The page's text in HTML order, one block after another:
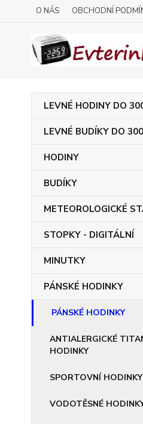
O NÁS OBCHODNÍ
LEVNÉ HODINY DO
LEVNÉ BUDÍKY DO
HODINY
BUDÍKY
METEOROLOGICKÉ
STOPKY - DIGITÁLNÍ
MINUTKY
PÁNSKÉ HODINKY
PÁNSKÉ HODINKY
ANTIALERGICKÉ
HODINKY
SPORTOVNÍ HODINKY
VODOTĚSNÉ